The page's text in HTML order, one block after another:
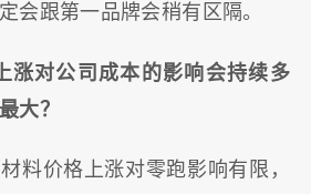
会跟第一品牌会稍有区隔。
涨对公司成本的影响会持续多
大？
料价格上涨对零跑影响有限，